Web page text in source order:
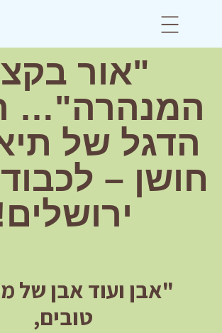
"אור
המנהרה"…
הדגל של
חושן –
"אבן ועוד אבן של
טובים,